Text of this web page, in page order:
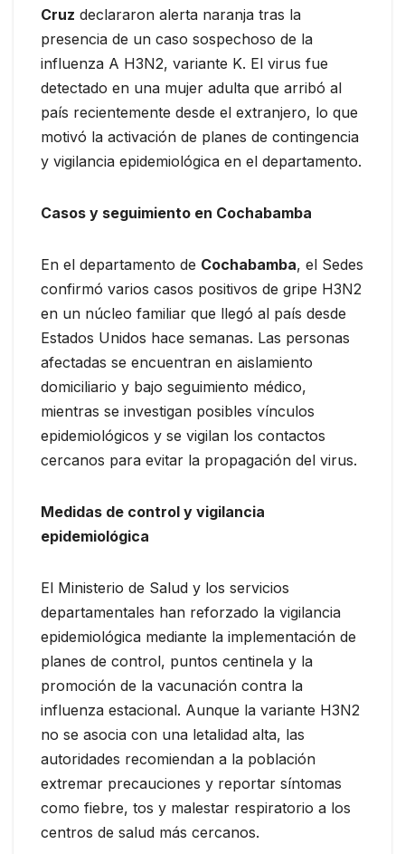
Cruz declararon alerta naranja tras la
presencia de un caso sospechoso de la
influenza A H3N2, variante K. El virus fue
detectado en una mujer adulta que arribó al
país recientemente desde el extranjero, lo que
motivó la activación de planes de contingencia
y vigilancia epidemiológica en el departamento.
Casos y seguimiento en Cochabamba
En el departamento de Cochabamba, el Sedes
confirmó varios casos positivos de gripe H3N2
en un núcleo familiar que llegó al país desde
Estados Unidos hace semanas. Las personas
afectadas se encuentran en aislamiento
domiciliario y bajo seguimiento médico,
mientras se investigan posibles vínculos
epidemiológicos y se vigilan los contactos
cercanos para evitar la propagación del virus.
Medidas de control y vigilancia
epidemiológica
El Ministerio de Salud y los servicios
departamentales han reforzado la vigilancia
epidemiológica mediante la implementación de
planes de control, puntos centinela y la
promoción de la vacunación contra la
influenza estacional. Aunque la variante H3N2
no se asocia con una letalidad alta, las
autoridades recomiendan a la población
extremar precauciones y reportar síntomas
como fiebre, tos y malestar respiratorio a los
centros de salud más cercanos.